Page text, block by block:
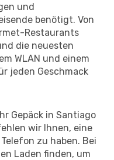
und
benötigt. Von
Restaurants
die neuesten
WLAN und einem
jeden Geschmack
Gepäck in Santiago
wir Ihnen, eine
zu haben. Bei
Laden finden, um